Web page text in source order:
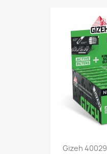

Gizeh